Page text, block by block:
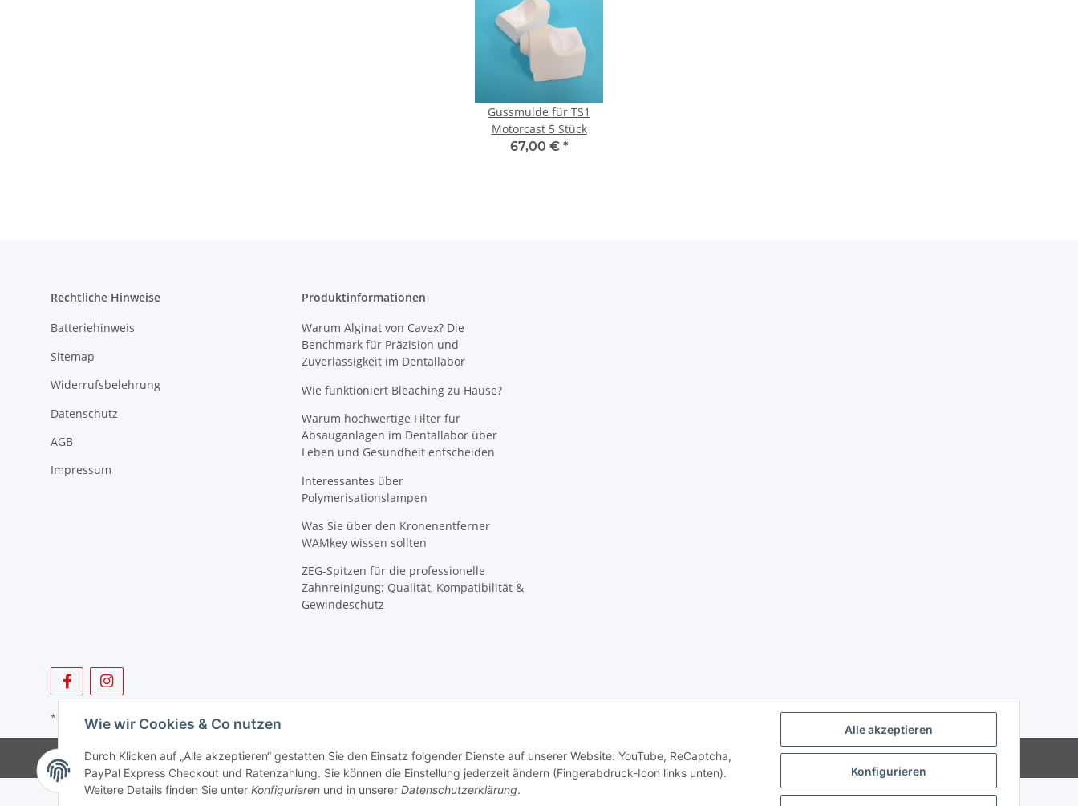
Gussmulde für TS1
Motorcast 5 Stück
67,00 € *
Rechtliche Hinweise
Batteriehinweis
Sitemap
Widerrufsbelehrung
Datenschutz
AGB
Impressum
Produktinformationen
Warum Alginat von Cavex? Die
Benchmark für Präzision und
Zuverlässigkeit im Dentallabor
Wie funktioniert Bleaching zu Hause?
Warum hochwertige Filter für
Absauganlagen im Dentallabor über
Leben und Gesundheit entscheiden
Interessantes über
Polymerisationslampen
Was Sie über den Kronenentferner
WAMkey wissen sollten
ZEG-Spitzen für die professionelle
Zahnreinigung: Qualität, Kompatibilität &
Gewindeschutz
* Alle Preise zzgl. gesetzlicher USt., zzgl. Versand
© SpezialDental Powered byJTL-Shop
Wie wir Cookies & Co nutzen
Durch Klicken auf „Alle akzeptieren“ gestatten Sie den Einsatz folgender Dienste auf unserer Website: YouTube, ReCaptcha,
PayPal Express Checkout und Ratenzahlung. Sie können die Einstellung jederzeit ändern (Fingerabdruck-Icon links unten).
Weitere Details finden Sie unter Konfigurieren und in unserer Datenschutzerklärung.
Alle akzeptieren
Konfigurieren